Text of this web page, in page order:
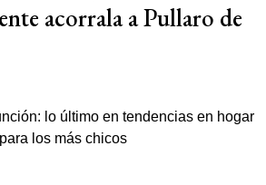
acorrala a Pullaro de